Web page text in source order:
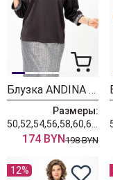
Блузка ANDINA CITY 5046-25
Размеры:
174 BYN198 BYN
12%